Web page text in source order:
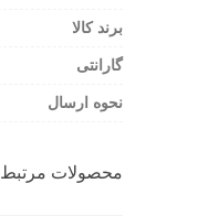
برند کالا
گارانتی
نحوه ارسال
محصولات مرتبط